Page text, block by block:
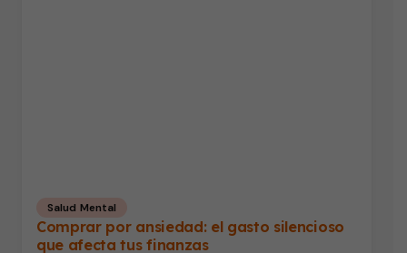
Salud Mental
Comprar por ansiedad: el gasto silencioso
que afecta tus finanzas